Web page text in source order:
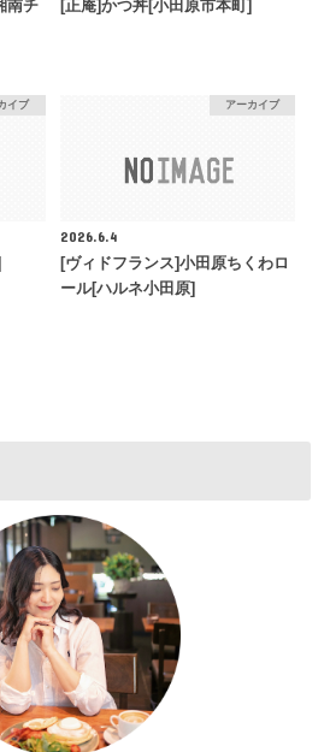
南チ
[正庵]かつ丼[小田原市本町]
イブ アーカイブ
2026.6.4
[ヴィドフランス]小田原ちくわロ
ール[ハルネ小田原]